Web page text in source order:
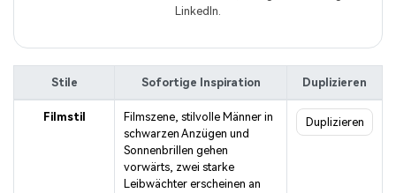
LinkedIn.
Stile Sofortige Inspiration Duplizieren
Filmstil
Filmszene, stilvolle Männer in
schwarzen Anzügen und
Sonnenbrillen gehen
vorwärts, zwei starke
Leibwächter erscheinen an
Duplizieren